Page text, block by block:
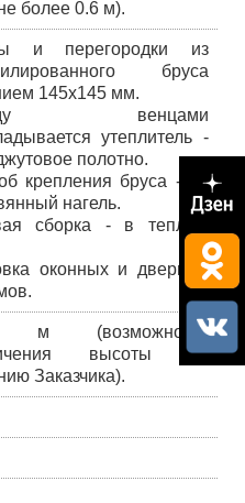
более 0.6 м).
и перегородки из
бруса
145х145 мм.
венцами
утеплитель -
полотно.
крепления бруса - на
нагель.
сборка - в теплый
оконных и дверных
м (возможность
высоты по
Заказчика).